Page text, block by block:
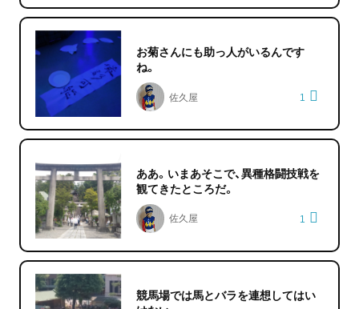
お菊さんにも助っ人がいるんです
ね。
佐久屋 1
ああ。いまあそこで、異種格闘技戦を
観てきたところだ。
佐久屋 1
競馬場では馬とバラを連想してはい